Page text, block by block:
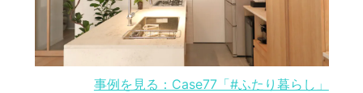
事例を見る：Case77「#ふたり暮らし」